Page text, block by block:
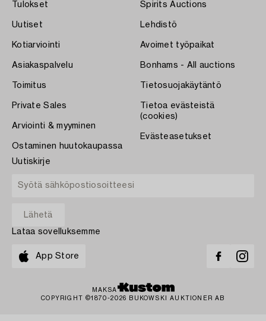
Tulokset
Uutiset
Kotiarviointi
Asiakaspalvelu
Toimitus
Private Sales
Arviointi & myyminen
Ostaminen huutokaupassa
Spirits Auctions
Lehdistö
Avoimet työpaikat
Bonhams - All auctions
Tietosuojakäytäntö
Tietoa evästeistä
(cookies)
Evästeasetukset
Uutiskirje
Lataa sovelluksemme
App Store
MAKSA
COPYRIGHT ©1870-2026 BUKOWSKI AUKTIONER AB